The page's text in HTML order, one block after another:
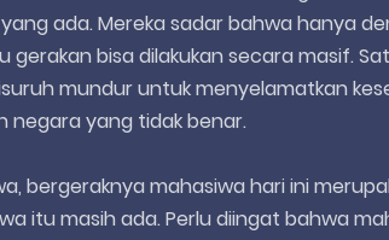
ada. Mereka sadar bahwa hanya
gerakan bisa dilakukan secara masif.
mundur untuk menyelamatkan
negara yang tidak benar.
bergeraknya mahasiwa hari ini
itu masih ada. Perlu diingat bahwa